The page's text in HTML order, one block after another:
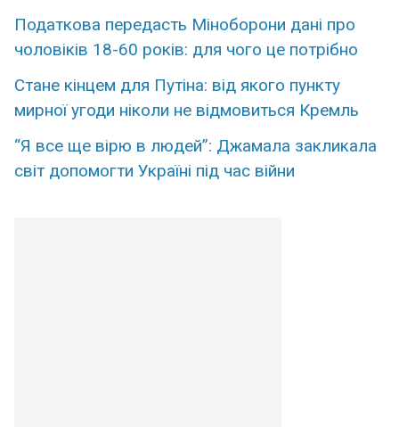
Податкова передасть Міноборони дані про
чоловіків 18-60 років: для чого це потрібно
Стане кінцем для Путіна: від якого пункту
мирної угоди ніколи не відмовиться Кремль
“Я все ще вірю в людей”: Джамала закликала
світ допомогти Україні під час війни